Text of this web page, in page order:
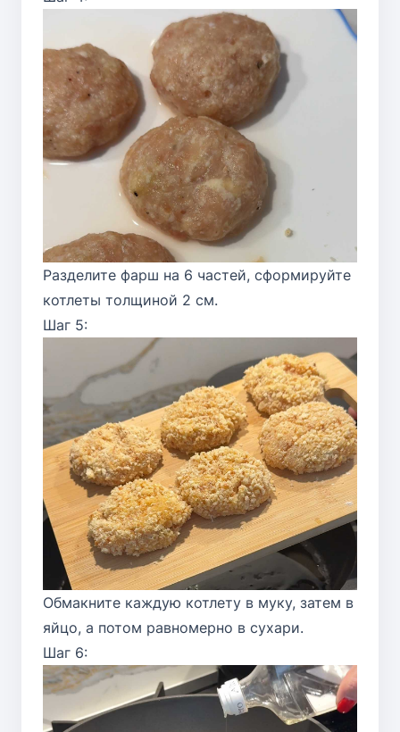
Разделите фарш на 6 частей, сформируйте
котлеты толщиной 2 см.
Шаг 5:
Обмакните каждую котлету в муку, затем в
яйцо, а потом равномерно в сухари.
Шаг 6: